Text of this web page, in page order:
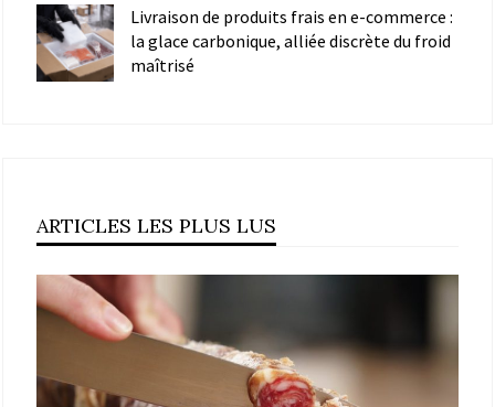
Livraison de produits frais en e-commerce :
la glace carbonique, alliée discrète du froid
maîtrisé
ARTICLES LES PLUS LUS